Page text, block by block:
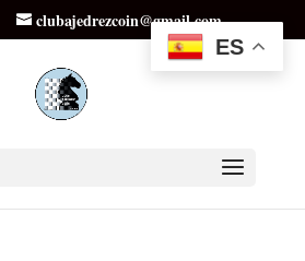
clubajedrezcoin@gmail.com
ES